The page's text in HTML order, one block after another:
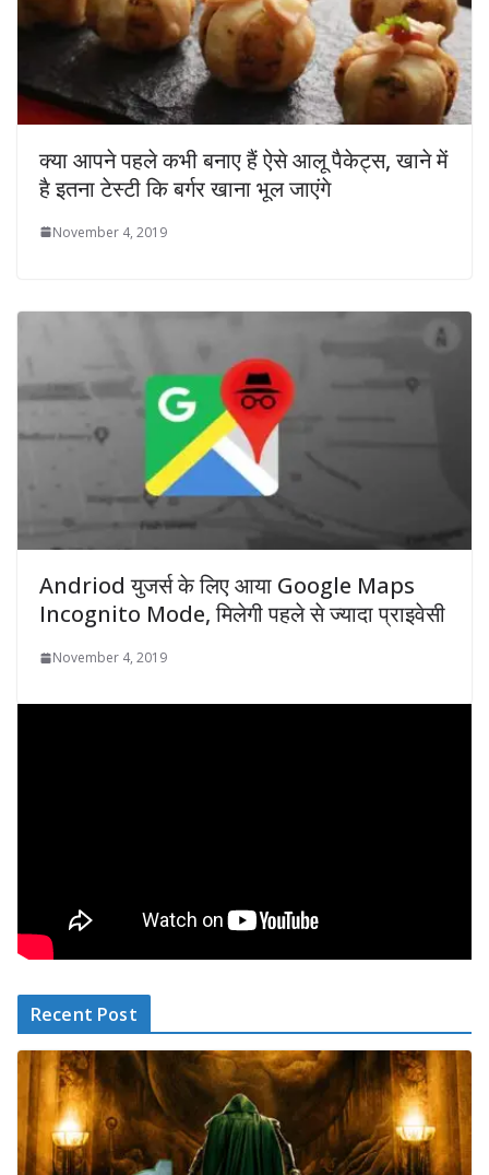
क्या आपने पहले कभी बनाए हैं ऐसे आलू पैकेट्स, खाने में
है इतना टेस्टी कि बर्गर खाना भूल जाएंगे
November 4, 2019
Andriod युजर्स के लिए आया Google Maps
Incognito Mode, मिलेगी पहले से ज्यादा प्राइवेसी
November 4, 2019
Recent Post